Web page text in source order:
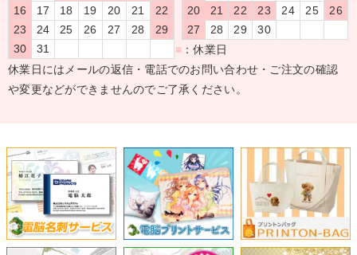
16
17 18 19 20 21
22
23
24 25 26 27 28
29
30
31
20
21 22 23 24 25
26
27
28 29
30
■ ：休業日
休業日にはメールの返信・電話でのお問い合わせ・ご注文の確認
や変更などができませんのでご了承ください。